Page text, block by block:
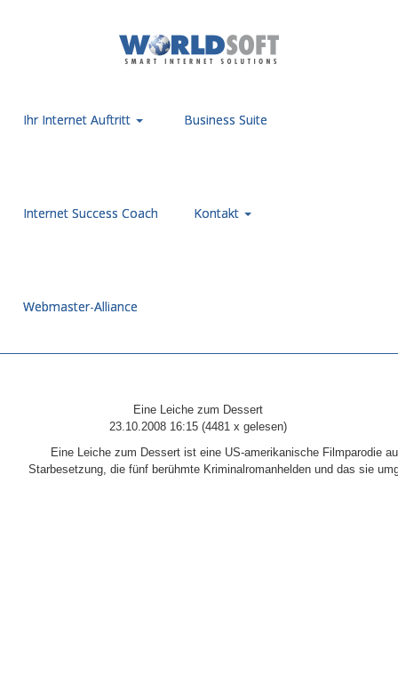
Ihr Internet Auftritt Business Suite
Internet Success Coach Kontakt
Webmaster-Alliance
Eine Leiche zum Dessert
23.10.2008 16:15(4481 x gelesen)
Eine Leiche zum Dessert ist eine US-amerikanische Filmparodie
Starbesetzung, die fünf berühmte Kriminalromanhelden und das sie